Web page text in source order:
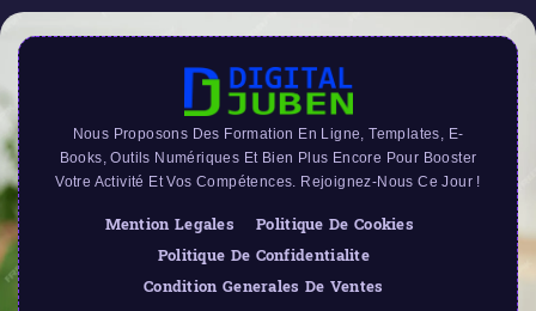
Nous Proposons Des Formation En Ligne, Templates, E-
Books, Outils Numériques Et Bien Plus Encore Pour Booster
Votre Activité Et Vos Compétences. Rejoignez-Nous Ce Jour !
Mention Legales
Politique De Cookies
Politique De Confidentialite
Condition Generales De Ventes